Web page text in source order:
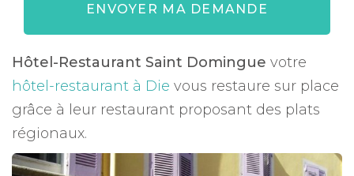
ENVOYER MA DEMANDE
Hôtel-Restaurant Saint Domingue votre
hôtel-restaurant à Die vous restaure sur place
grâce à leur restaurant proposant des plats
régionaux.